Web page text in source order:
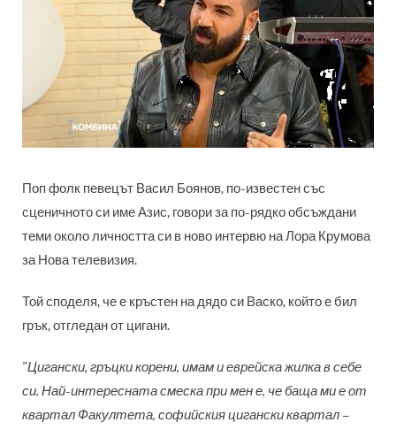
Поп фолк певецът Васил Боянов, по-известен със
сценичното си име Азис, говори за по-рядко обсъждани
теми около личността си в ново интервю на Лора Крумова
за Нова телевизия.
Той споделя, че е кръстен на дядо си Васко, който е бил
грък, отгледан от цигани.
"Цигански, гръцки корени, имам и еврейска жилка в себе
си. Най-интересната смеска при мен е, че баща ми е от
квартал Факултета, софийския цигански квартал –